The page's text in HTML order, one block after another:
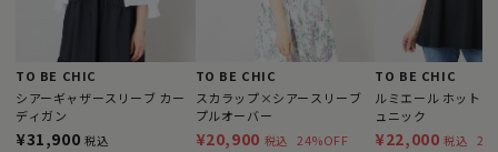
TO BE CHIC
シアーギャザースリーブ カー
ディガン
¥31,900 税込
TO BE CHIC
スカラップ×シアースリーブ
プルオーバー
¥20,900 税込 24%OFF
TO BE CHIC
ルミエール ホットフ
ュニック
¥22,000 税込